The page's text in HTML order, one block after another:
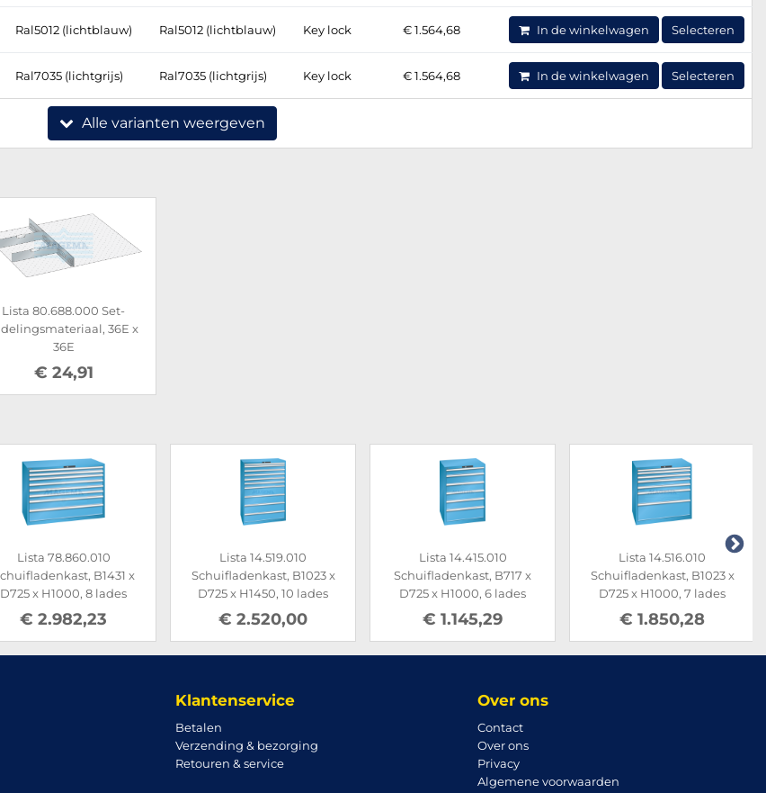
Ral5012 (lichtblauw) Ral5012 (lichtblauw) Key lock € 1.564,68 In de winkelwagen Selecteren
Ral7035 (lichtgrijs) Ral7035 (lichtgrijs) Key lock € 1.564,68 In de winkelwagen Selecteren
Alle varianten weergeven
Lista 80.688.000 Set-
36E x
36E
€ 24,91
Lista 78.860.010
B1431 x
D725 x H1000, 8 lades
€ 2.982,23
Lista 14.519.010
Schuifladenkast, B1023 x
D725 x H1450, 10 lades
€ 2.520,00
Lista 14.415.010
Schuifladenkast, B717 x
D725 x H1000, 6 lades
€ 1.145,29
Lista 14.516.010
Schuifladenkast, B1023 x
D725 x H1000, 7 lades
€ 1.850,28
Klantenservice
Betalen
Verzending & bezorging
Retouren & service
Over ons
Contact
Over ons
Privacy
Algemene voorwaarden